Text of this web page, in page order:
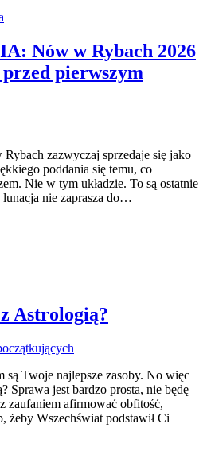
Nów w Rybach 2026
pierwszym
zazwyczaj sprzedaje się jako
poddania się temu, co
Nie w tym układzie. To są ostatnie
nie zaprasza do…
Astrologią?
są Twoje najlepsze zasoby. No więc
Sprawa jest bardzo prosta, nie będę
zaufaniem afirmować obfitość,
żeby Wszechświat podstawił Ci